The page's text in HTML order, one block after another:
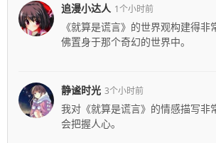
追漫小达人 1个小时前
《就算是谎言》的世界观构建得
佛置身于那个奇幻的世界中。
静谧时光 3个小时前
我对《就算是谎言》的情感描写非
会把握人心。